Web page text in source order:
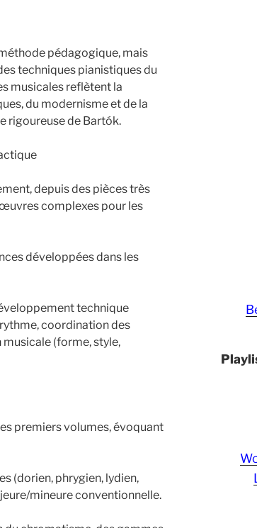
pédagogique, mais
techniques pianistiques du
musicales reflètent la
du modernisme et de la
rigoureuse de Bartók.
depuis des pièces très
complexes pour les
développées dans les
technique
coordination des
(forme, style,
premiers volumes, évoquant
(dorien, phrygien, lydien,
mineure conventionnelle.